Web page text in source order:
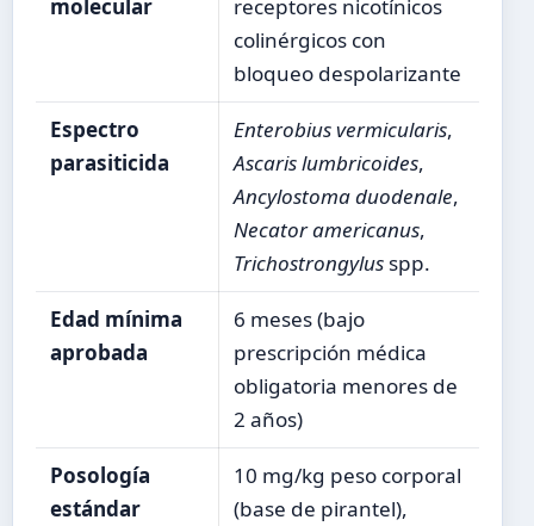
molecular
receptores nicotínicos
colinérgicos con
bloqueo despolarizante
Espectro
parasiticida
Enterobius vermicularis,
Ascaris lumbricoides,
Ancylostoma duodenale,
Necator americanus,
Trichostrongylusspp.
Edad mínima
aprobada
6 meses (bajo
prescripción médica
obligatoria menores de
2 años)
Posología
estándar
10 mg/kg peso corporal
(base de pirantel),